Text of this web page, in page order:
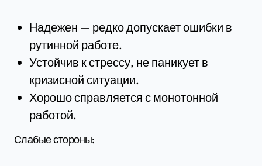
Надежен — редко допускает ошибки в
рутинной работе.
Устойчив к стрессу, не паникует в
кризисной ситуации.
Хорошо справляется с монотонной
работой.
Слабые стороны: